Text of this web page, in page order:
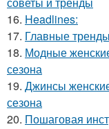
16. Headlines:
17. Главные
18. Модные
сезона
19. Джинсы
сезона
20. Пошаговая